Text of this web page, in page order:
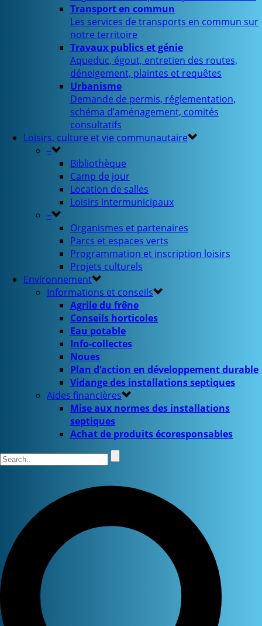
Transport en commun
Les services de transports en commun sur
notre territoire
Travaux publics et génie
Aqueduc, égout, entretien des routes,
déneigement, plaintes et requêtes
Urbanisme
Demande de permis, réglementation,
schéma d’aménagement, comités
consultatifs
Loisirs, culture et vie communautaire
–
Bibliothèque
Camp de jour
Location de salles
Loisirs intermunicipaux
–
Organismes et partenaires
Parcs et espaces verts
Programmation et inscription loisirs
Projets culturels
Environnement
Informations et conseils
Agrile du frêne
Conseils horticoles
Eau potable
Info-collectes
Noues
Plan d’action en développement durable
Vidange des installations septiques
Aides financières
Mise aux normes des installations
septiques
Achat de produits écoresponsables